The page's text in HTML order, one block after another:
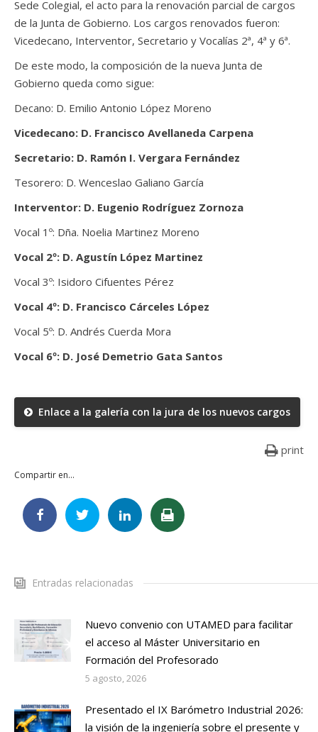
Sede Colegial, el acto para la renovación parcial de cargos
de la Junta de Gobierno. Los cargos renovados fueron:
Vicedecano, Interventor, Secretario y Vocalías 2ª, 4ª y 6ª.
De este modo, la composición de la nueva Junta de
Gobierno queda como sigue:
Decano: D. Emilio Antonio López Moreno
Vicedecano: D. Francisco Avellaneda Carpena
Secretario: D. Ramón I. Vergara Fernández
Tesorero: D. Wenceslao Galiano García
Interventor: D. Eugenio Rodríguez Zornoza
Vocal 1º: Dña. Noelia Martinez Moreno
Vocal 2º: D. Agustín López Martinez
Vocal 3º: Isidoro Cifuentes Pérez
Vocal 4º: D. Francisco Cárceles López
Vocal 5º: D. Andrés Cuerda Mora
Vocal 6º: D. José Demetrio Gata Santos
Enlace a la galería con la jura de los nuevos cargos
print
Compartir en...
Entradas relacionadas
Nuevo convenio con UTAMED para facilitar
el acceso al Máster Universitario en
Formación del Profesorado
5 agosto, 2026
Presentado el IX Barómetro Industrial 2026:
la visión de la ingeniería sobre el presente y